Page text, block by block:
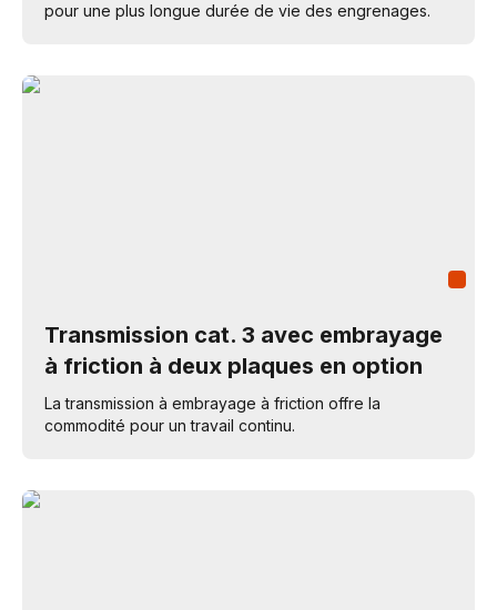
pour une plus longue durée de vie des engrenages.
Transmission cat. 3 avec embrayage
à friction à deux plaques en option
La transmission à embrayage à friction offre la
commodité pour un travail continu.